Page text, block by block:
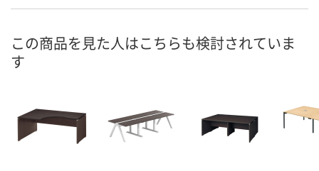
号
お取り寄せ品
お届け日
カゴへ
した
この商品を見た人はこちらも検討されていま
す